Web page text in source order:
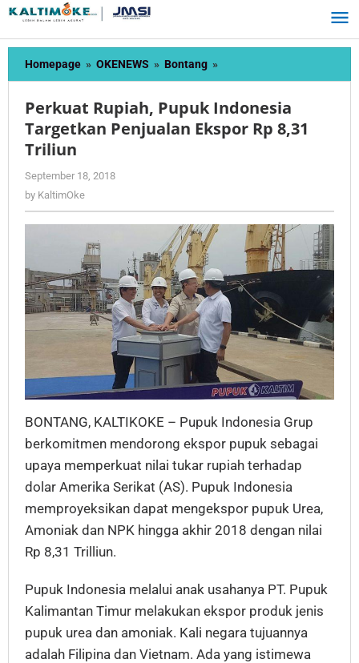
Skip
content
Homepage » OKENEWS » Bontang »
Rupiah,
Indonesia
Targetkan
Triliun
Perkuat Rupiah, Pupuk Indonesia
Targetkan Penjualan Ekspor Rp 8,31
Triliun
September 18, 2018
by KaltimOke
BONTANG, KALTIKOKE – Pupuk Indonesia Grup
berkomitmen mendorong ekspor pupuk sebagai
upaya memperkuat nilai tukar rupiah terhadap
dolar Amerika Serikat (AS). Pupuk Indonesia
memproyeksikan dapat mengekspor pupuk Urea,
Amoniak dan NPK hingga akhir 2018 dengan nilai
Rp 8,31 Trilliun.
Pupuk Indonesia melalui anak usahanya PT. Pupuk
Kalimantan Timur melakukan ekspor produk jenis
pupuk urea dan amoniak. Kali negara tujuannya
adalah Filipina dan Vietnam. Ada yang istimewa